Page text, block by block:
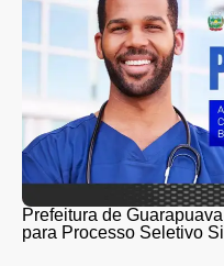
Prefeitura de
para Processo Seletivo